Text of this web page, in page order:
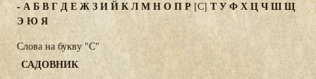
-АБВГДЕЖЗИЙКЛМНОПР [С] ТУФХЦЧШЩ
Э Ю Я
Слова на букву "С"
САДОВНИК